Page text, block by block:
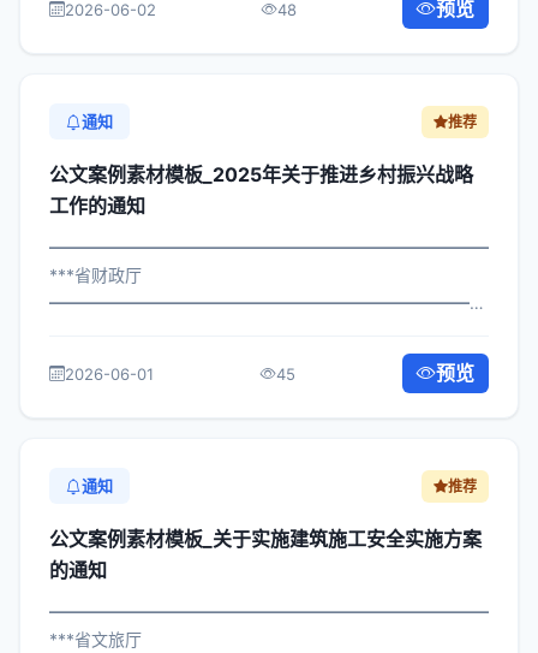
各直属机构： 为深入贯彻落实习近平总...
2026-06-02 48 预览
通知 推荐
公文案例素材模板_2025年关于推进乡村振兴战略
工作的通知
***省财政厅
直属机构： 为深入贯彻落实习近平总书...
2026-06-01 45 预览
通知 推荐
公文案例素材模板_关于实施建筑施工安全实施方案
的通知
***省文旅厅